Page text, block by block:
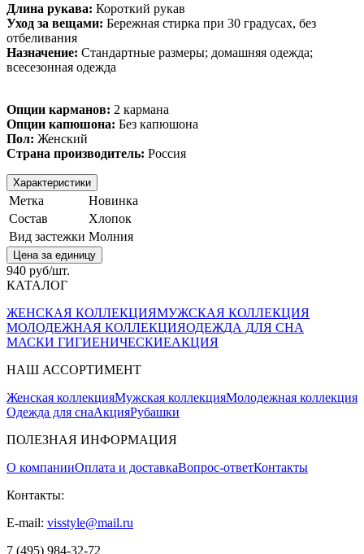
Длина рукава: Короткий рукав
Уход за вещами: Бережная стирка при 30 градусах, без
отбеливания
Назначение: Стандартные размеры; домашняя одежда;
всесезонная одежда
Опции карманов: 2 кармана
Опции капюшона: Без капюшона
Пол: Женский
Страна производитель: Россия
Характеристики
Метка
Новинка
Состав
Хлопок
Вид застежки Молния
Цена за единицу
940 руб/шт.
КАТАЛОГ
ЖЕНСКАЯ КОЛЛЕКЦИЯМУЖСКАЯ КОЛЛЕКЦИЯ
МОЛОДЕЖНАЯ КОЛЛЕКЦИЯОДЕЖДА ДЛЯ СНА
МАСКИ ГИГИЕНИЧЕСКИЕАКЦИЯ
НАШ АССОРТИМЕНТ
Женская коллекцияМужская коллекцияМолодежная коллекция
Одежда для снаАкцияРубашки
ПОЛЕЗНАЯ ИНФОРМАЦИЯ
О компанииОплата и доставкаВопрос-ответКонтакты
Контакты:
E-mail: visstyle@mail.ru
7 (495) 984-32-72